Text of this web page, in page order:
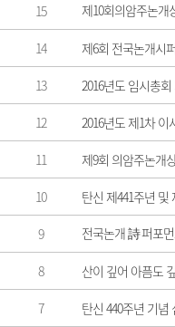
15 제10회의암주논
14 제6회 전국논개시
13 2016년도 임시총
12 2016년도 제1차 이
11 제9회 의암주논개
10 탄신 제441주년 및
9 전국논개 詩 퍼포
8 산이 깊어 아픔도
7 탄신 440주년 기념